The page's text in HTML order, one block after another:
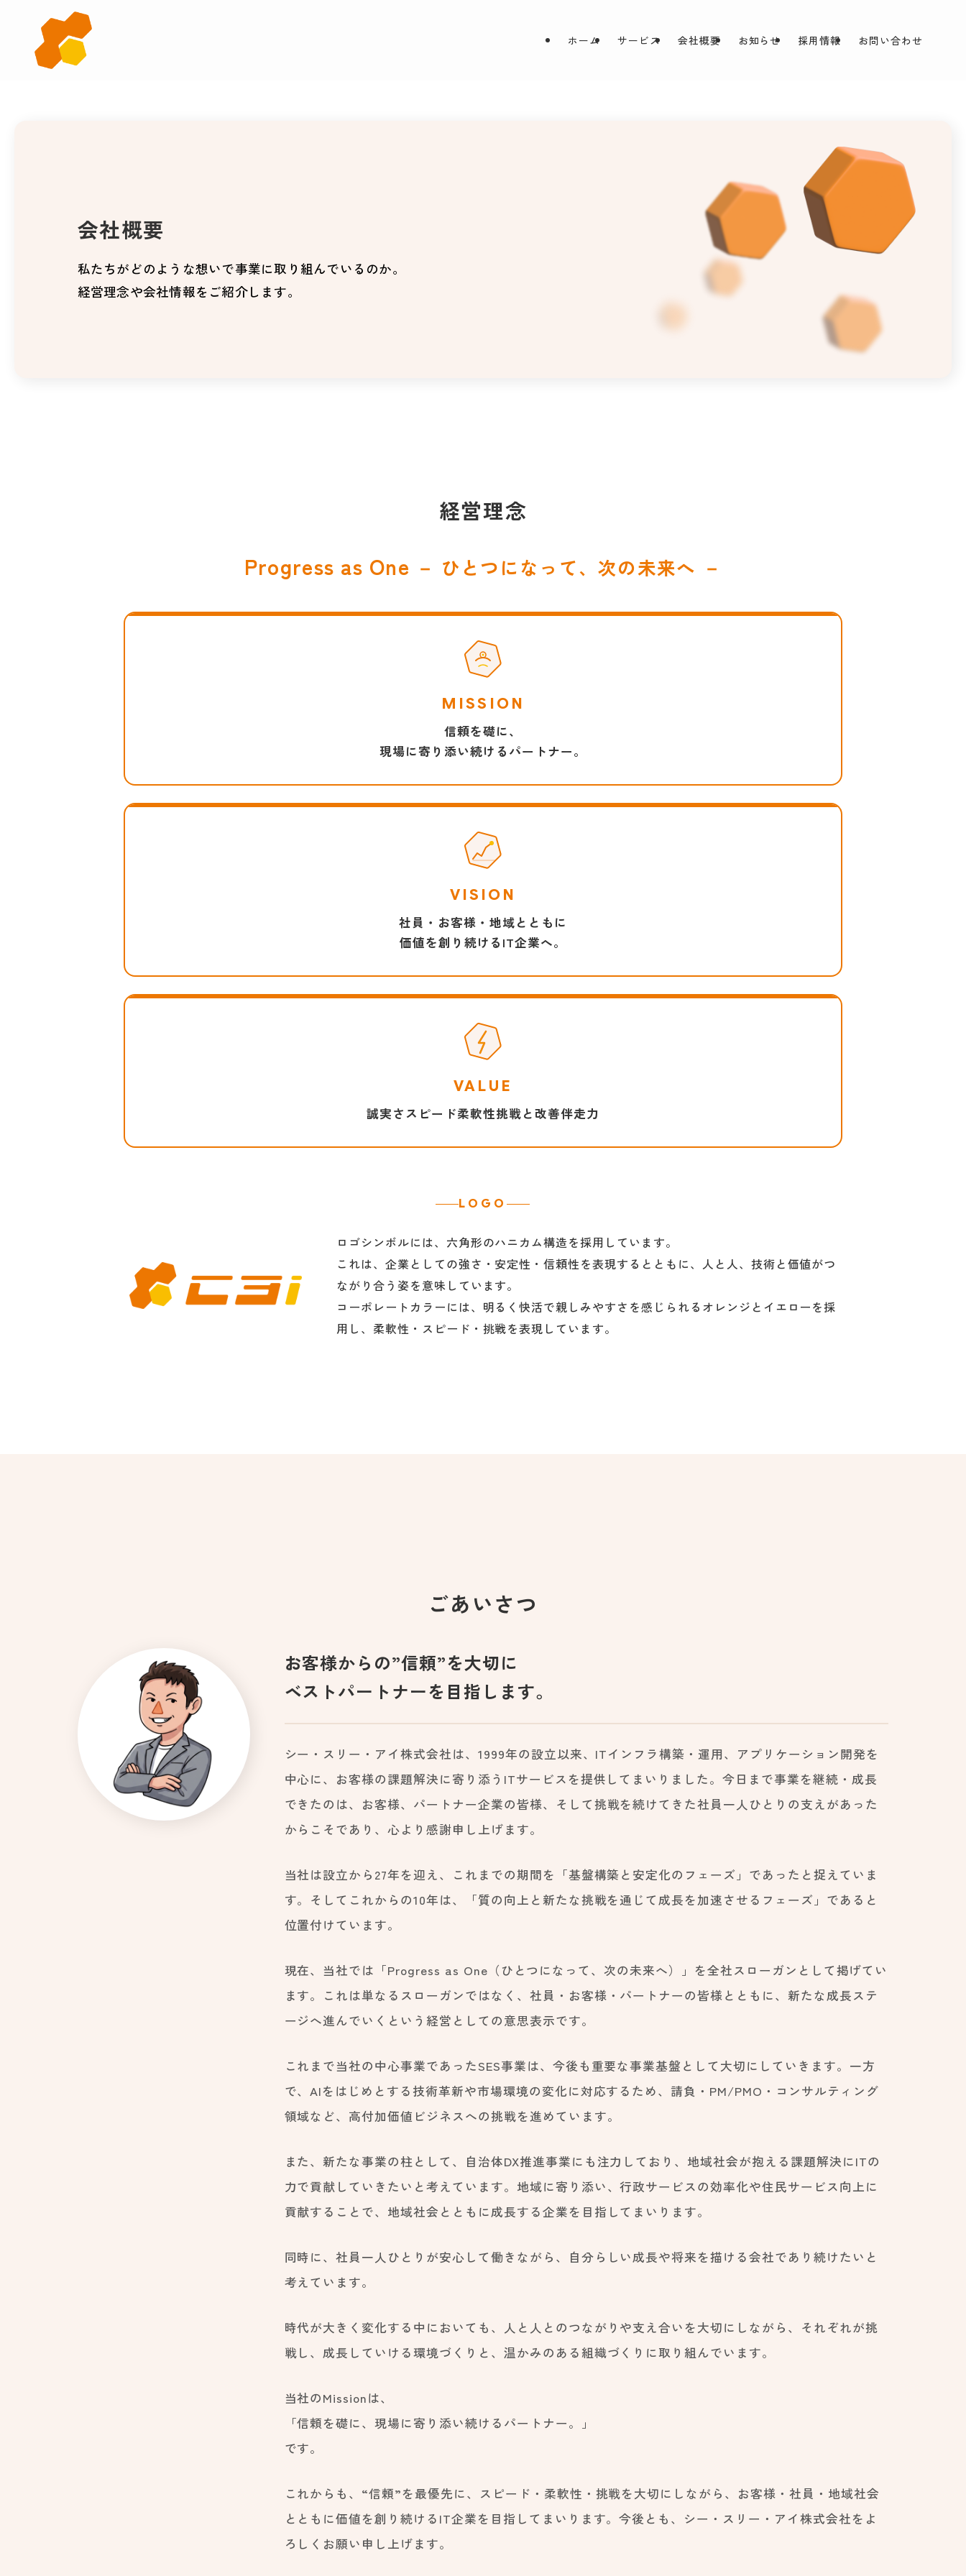
ホーム サービス 会社概要 お知らせ 採用情報 お問い合わせ
会社概要
会社概要
私たちがどのような想いで事業に取り組んでいるのか。
経営理念や会社情報をご紹介します。
経営理念
経営理念
Progress as One － ひとつになって、次の未来へ －
MISSION
信頼を礎に、
現場に寄り添い続けるパートナー。
VISION
社員・お客様・地域とともに
価値を創り続けるIT企業へ。
VALUE
誠実さ スピード柔軟性挑戦と改善伴走力
LOGO
ロゴシンボルには、六角形のハニカム構造を採用しています。
これは、企業としての強さ・安定性・信頼性を表現するとともに、人と人、技術と価値がつ
ながり合う姿を意味しています。
コーポレートカラーには、明るく快活で親しみやすさを感じられるオレンジとイエローを採
用し、柔軟性・スピード・挑戦を表現しています。
ごあいさつ
ごあいさつ
お客様からの”信頼”を大切に
ベストパートナーを目指します。
シー・スリー・アイ株式会社は、1999年の設立以来、ITインフラ構築・運用、アプリケーション開発を
中心に、お客様の課題解決に寄り添うITサービスを提供してまいりました。今日まで事業を継続・成長
できたのは、お客様、パートナー企業の皆様、そして挑戦を続けてきた社員一人ひとりの支えがあった
からこそであり、心より感謝申し上げます。
当社は設立から27年を迎え、これまでの期間を「基盤構築と安定化のフェーズ」であったと捉えていま
す。そしてこれからの10年は、「質の向上と新たな挑戦を通じて成長を加速させるフェーズ」であると
位置付けています。
現在、当社では「Progress as One（ひとつになって、次の未来へ）」を全社スローガンとして掲げてい
ます。これは単なるスローガンではなく、社員・お客様・パートナーの皆様とともに、新たな成長ステ
ージへ進んでいくという経営としての意思表示です。
これまで当社の中心事業であったSES事業は、今後も重要な事業基盤として大切にしていきます。一方
で、AIをはじめとする技術革新や市場環境の変化に対応するため、請負・PM/PMO・コンサルティング
領域など、高付加価値ビジネスへの挑戦を進めています。
また、新たな事業の柱として、自治体DX推進事業にも注力しており、地域社会が抱える課題解決にITの
力で貢献していきたいと考えています。地域に寄り添い、行政サービスの効率化や住民サービス向上に
貢献することで、地域社会とともに成長する企業を目指してまいります。
同時に、社員一人ひとりが安心して働きながら、自分らしい成長や将来を描ける会社であり続けたいと
考えています。
時代が大きく変化する中においても、人と人とのつながりや支え合いを大切にしながら、それぞれが挑
戦し、成長していける環境づくりと、温かみのある組織づくりに取り組んでいます。
当社のMissionは、
「信頼を礎に、現場に寄り添い続けるパートナー。」
です。
これからも、“信頼”を最優先に、スピード・柔軟性・挑戦を大切にしながら、お客様・社員・地域社会
とともに価値を創り続けるIT企業を目指してまいります。今後とも、シー・スリー・アイ株式会社をよ
ろしくお願い申し上げます。